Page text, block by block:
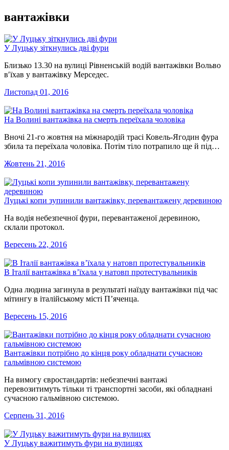
вантажівки
У Луцьку зіткнулись дві фури
Близько 13.30 на вулиці Рівненській водій вантажівки Вольво
в′їхав у вантажівку Мерседес.
Листопад 01, 2016
На Волині вантажівка на смерть переїхала чоловіка
Вночі 21-го жовтня на міжнародій трасі Ковель-Ягодин фура
збила та переїхала чоловіка. Потім тіло потрапило ще й під…
Жовтень 21, 2016
Луцькі копи зупинили вантажівку, перевантажену деревиною
На водія небезпечної фури, перевантаженої деревиною,
склали протокол.
Вересень 22, 2016
В Італії вантажівка в’їхала у натовп протестувальників
Одна людина загинула в результаті наїзду вантажівки під час
мітингу в італійському місті П’яченца.
Вересень 15, 2016
Вантажівки потрібно до кінця року обладнати сучасною
гальмівною системою
На вимогу євростандартів: небезпечні вантажі
перевозитимуть тільки ті транспортні засоби, які обладнані
сучасною гальмівною системою.
Серпень 31, 2016
У Луцьку важитимуть фури на вулицях